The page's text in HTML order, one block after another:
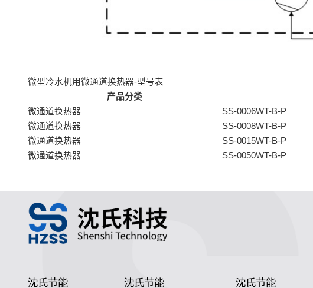
微型冷水机用微通道换热器-型号表
产品分类
微通道换热器
SS-0006WT-B-P
微通道换热器
SS-0008WT-B-P
微通道换热器
SS-0015WT-B-P
微通道换热器
SS-0050WT-B-P
沈氏节能 沈氏节能 沈氏节能